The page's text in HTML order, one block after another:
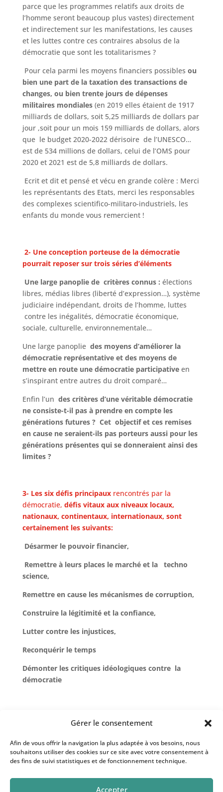
Gérer le consentement
Afin de vous offrir la navigation la plus adaptée à vos besoins, nous
souhaitons utiliser des cookies sur ce site avec votre consentement à
des fins de suivi statistiques et de fonctionnement technique.
Accepter
parce que les programmes relatifs aux droits de
l’homme seront beaucoup plus vastes) directement
et indirectement sur les manifestations, les causes
et les luttes contre ces contraires absolus de la
démocratie que sont les totalitarismes ?
Pour cela parmi les moyens financiers possibles ou
bien une part de la taxation des transactions de
changes, ou bien trente jours de dépenses
militaires mondiales (en 2019 elles étaient de 1917
milliards de dollars, soit 5,25 milliards de dollars par
jour ,soit pour un mois 159 milliards de dollars, alors
que le budget 2020-2022 dérisoire de l’UNESCO…
est de 534 millions de dollars, celui de l’OMS pour
2020 et 2021 est de 5,8 milliards de dollars.
Ecrit et dit et pensé et vécu en grande colère : Merci
les représentants des Etats, merci les responsables
des complexes scientifico-militaro-industriels, les
enfants du monde vous remercient !
2- Une conception porteuse de la démocratie
pourrait reposer sur trois séries d’éléments
Une large panoplie de critères connus : élections
libres, médias libres (liberté d’expression…), système
judiciaire indépendant, droits de l’homme, luttes
contre les inégalités, démocratie économique,
sociale, culturelle, environnementale…
Une large panoplie des moyens d’améliorer la
démocratie représentative et des moyens de
mettre en route une démocratie participativeen
s’inspirant entre autres du droit comparé…
Enfin l’un des critères d’une véritable démocratie
ne consiste-t-il pas à prendre en compte les
générations futures ? Cet objectif et ces remises
en cause ne seraient-ils pas porteurs aussi pour les
générations présentes qui se donneraient ainsi des
limites ?
3- Les six défis principauxrencontrés par la
démocratie, défis vitaux aux niveaux locaux,
nationaux, continentaux, internationaux, sont
certainement les suivants:
Désarmer le pouvoir financier,
Remettre à leurs places le marché et la techno
science,
Remettre en cause les mécanismes de corruption,
Construire la légitimité et la confiance,
Lutter contre les injustices,
Reconquérir le temps
Démonter les critiques idéologiques contre la
démocratie
appelle aux volontés, aux imaginations, aux
courages.
La démocratie ne marche-t-elle pas, elle aussi, avec
Sur ses chemins qui sont aussi les nôtres nous